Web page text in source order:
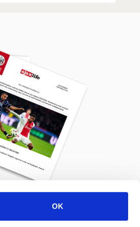
OK
de nieuwsbrief